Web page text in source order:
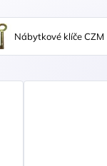
Nábytkové klíče CZM